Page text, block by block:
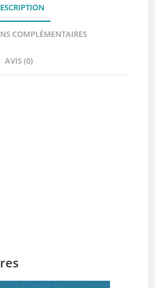
COMPLÉMENTAIRES
AVIS (0)